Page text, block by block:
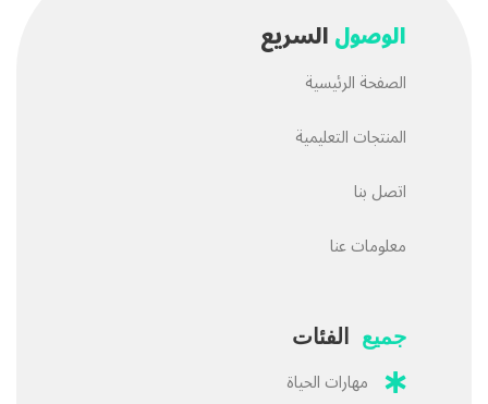
الوصولالسريع
الصفحة الرئيسية
المنتجات التعليمية
اتصل بنا
معلومات عنا
جميع الفئات
مهارات الحياة